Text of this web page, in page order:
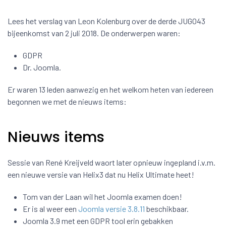
Lees het verslag van Leon Kolenburg over de derde JUG043
bijeenkomst van 2 juli 2018. De onderwerpen waren:
GDPR
Dr. Joomla.
Er waren 13 leden aanwezig en het welkom heten van iedereen
begonnen we met de nieuws items:
Nieuws items
Sessie van René Kreijveld waort later opnieuw ingepland i.v.m.
een nieuwe versie van Helix3 dat nu Helix Ultimate heet!
Tom van der Laan wil het Joomla examen doen!
Er is al weer een Joomla versie 3.8.11 beschikbaar.
Joomla 3.9 met een GDPR tool erin gebakken